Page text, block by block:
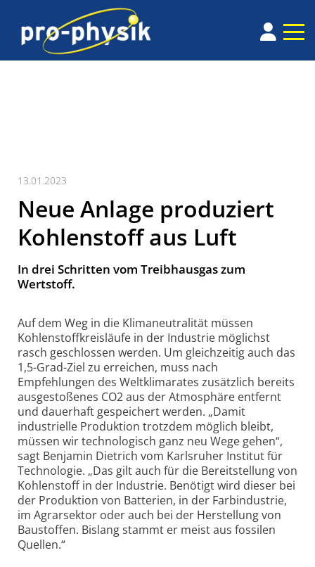
13.01.2023
Neue Anlage produziert
Kohlenstoff aus Luft
In drei Schritten vom Treibhausgas zum
Wertstoff.
Auf dem Weg in die Klimaneutralität müssen
Kohlenstoffkreisläufe in der Industrie möglichst
rasch geschlossen werden. Um gleichzeitig auch das
1,5-Grad-Ziel zu erreichen, muss nach
Empfehlungen des Weltklimarates zusätzlich bereits
ausgestoßenes CO2 aus der Atmosphäre entfernt
und dauerhaft gespeichert werden. „Damit
industrielle Produktion trotzdem möglich bleibt,
müssen wir technologisch ganz neu Wege gehen“,
sagt Benjamin Dietrich vom Karlsruher Institut für
Technologie. „Das gilt auch für die Bereitstellung von
Kohlenstoff in der Industrie. Benötigt wird dieser bei
der Produktion von Batterien, in der Farbindustrie,
im Agrarsektor oder auch bei der Herstellung von
Baustoffen. Bislang stammt er meist aus fossilen
Quellen.“